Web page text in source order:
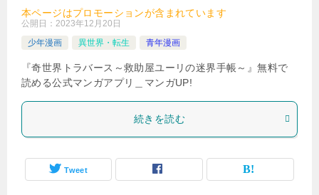
本ページはプロモーションが含まれています
公開日： 2023年12月20日
少年漫画
異世界・転生 青年漫画
『奇世界トラバース～救助屋ユーリの迷界手帳～』無料で
読める公式マンガアプリ＿マンガUP!
続きを読む
Tweet